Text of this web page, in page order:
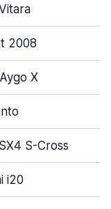
2008
X
S-Cross
i20